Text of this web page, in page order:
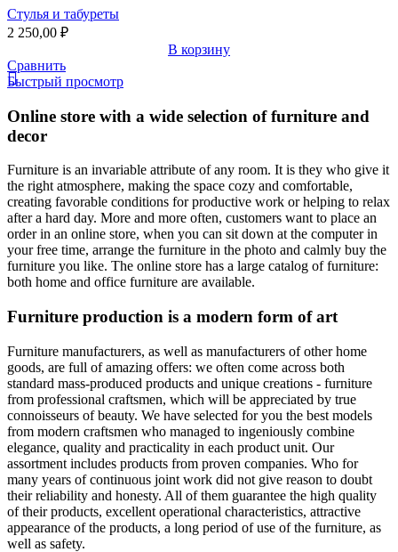
Стулья и табуреты
2 250,00 ₽
В корзину
Сравнить
Быстрый просмотр
Online store with a wide selection of furniture and
decor
Furniture is an invariable attribute of any room. It is they who give it
the right atmosphere, making the space cozy and comfortable,
creating favorable conditions for productive work or helping to relax
after a hard day. More and more often, customers want to place an
order in an online store, when you can sit down at the computer in
your free time, arrange the furniture in the photo and calmly buy the
furniture you like. The online store has a large catalog of furniture:
both home and office furniture are available.
Furniture production is a modern form of art
Furniture manufacturers, as well as manufacturers of other home
goods, are full of amazing offers: we often come across both
standard mass-produced products and unique creations - furniture
from professional craftsmen, which will be appreciated by true
connoisseurs of beauty. We have selected for you the best models
from modern craftsmen who managed to ingeniously combine
elegance, quality and practicality in each product unit. Our
assortment includes products from proven companies. Who for
many years of continuous joint work did not give reason to doubt
their reliability and honesty. All of them guarantee the high quality
of their products, excellent operational characteristics, attractive
appearance of the products, a long period of use of the furniture, as
well as safety.